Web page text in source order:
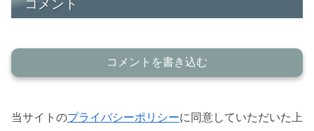
コメントを書き込む
当サイトのプライバシーポリシーに同意していただいた上